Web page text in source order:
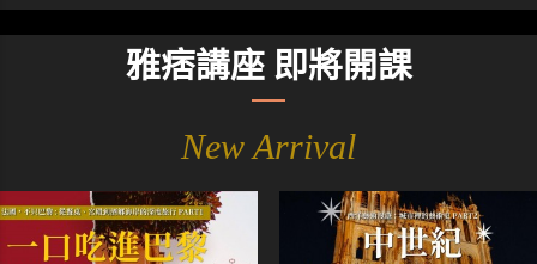
雅痞講座 即將開課
New Arrival